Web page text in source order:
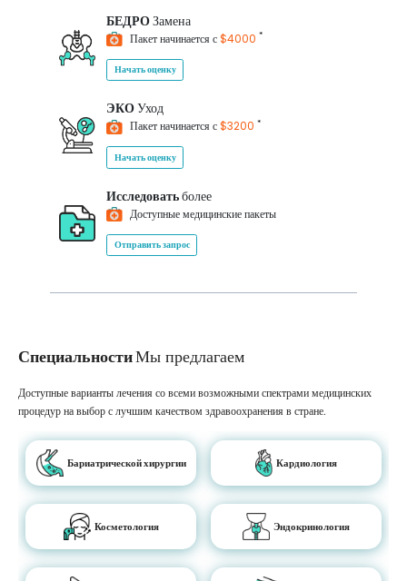
БЕДРОЗамена
Пакет начинается с$4000 *
Начать оценку
ЭКОУход
Пакет начинается с$3200 *
Начать оценку
Исследоватьболее
Доступные медицинские пакеты
Отправить запрос
СпециальностиМы предлагаем
Доступные варианты лечения со всеми возможными спектрами медицинских
процедур на выбор с лучшим качеством здравоохранения в стране.
Бариатрической хирургии Кардиология
Косметология Эндокринология